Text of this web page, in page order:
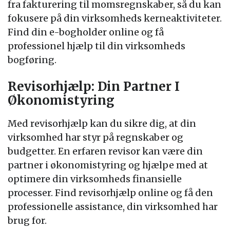
fra fakturering til momsregnskaber, så du kan
fokusere på din virksomheds kerneaktiviteter.
Find din e-bogholder online og få
professionel hjælp til din virksomheds
bogføring.
Revisorhjælp: Din Partner I
Økonomistyring
Med revisorhjælp kan du sikre dig, at din
virksomhed har styr på regnskaber og
budgetter. En erfaren revisor kan være din
partner i økonomistyring og hjælpe med at
optimere din virksomheds finansielle
processer. Find revisorhjælp online og få den
professionelle assistance, din virksomhed har
brug for.